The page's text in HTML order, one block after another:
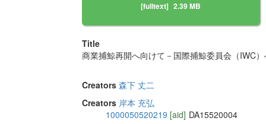
[fulltext] 2.39 MB
Title
商業捕鯨再開へ向けて－国際捕鯨委員会（IWC
Creators 森下 丈二
Creators 岸本 充弘
1000050520219 [aid] DA15520004